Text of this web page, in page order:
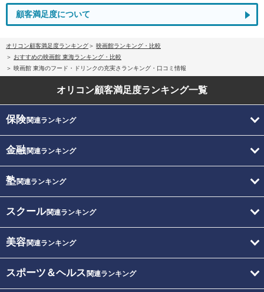
顧客満足度について
オリコン顧客満足度ランキング
映画館ランキング・比較
おすすめの映画館 東海ランキング・比較
映画館 東海のフード・ドリンクの充実さランキング・口コミ情報
オリコン顧客満足度ランキング一覧
保険関連ランキング
金融関連ランキング
塾関連ランキング
スクール関連ランキング
美容関連ランキング
スポーツ＆ヘルス 関連ランキング